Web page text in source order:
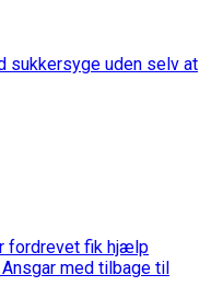
sukkersyge uden selv at
fordrevet fik hjælp
med tilbage til